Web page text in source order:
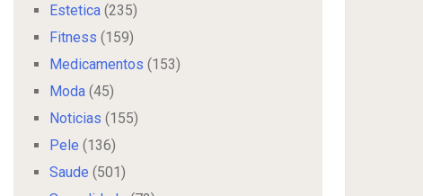
Estetica (235)
Fitness (159)
Medicamentos (153)
Moda (45)
Noticias (155)
Pele (136)
Saude (501)